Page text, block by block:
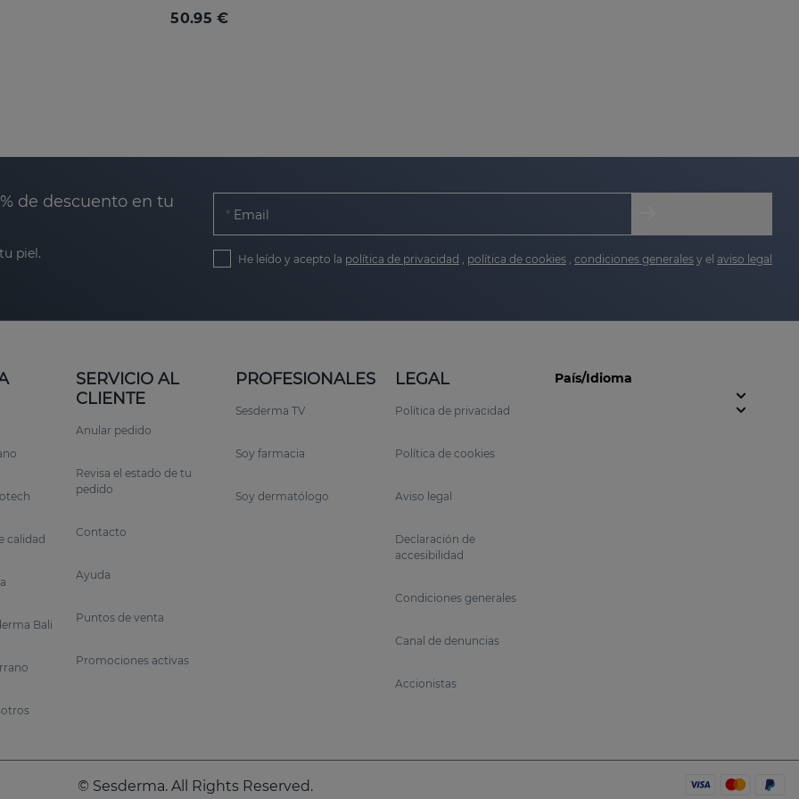
50.95 €
de descuento en tu
piel.
Email
He leído y acepto la política de privacidad , política de cookies , condiciones generales y el aviso legal
calidad
Bali
SERVICIO AL
CLIENTE
Anular pedido
Revisa el estado de tu
pedido
Contacto
Ayuda
Puntos de venta
Promociones activas
PROFESIONALES
Sesderma TV
Soy farmacia
Soy dermatólogo
LEGAL
Política de privacidad
Política de cookies
Aviso legal
Declaración de
accesibilidad
Condiciones generales
Canal de denuncias
Accionistas
País/Idioma
© Sesderma. All Rights Reserved.